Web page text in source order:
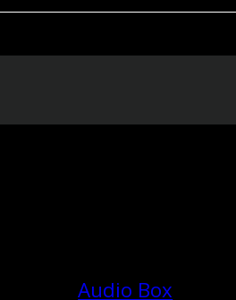
Audio Box